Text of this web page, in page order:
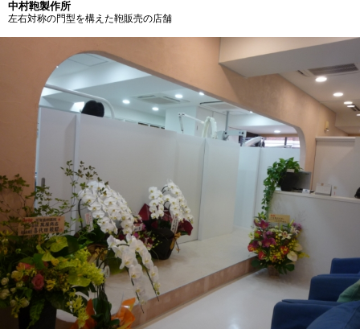
中村鞄製作所
左右対称の門型を構えた鞄販売の店舗